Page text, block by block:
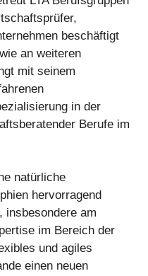
beschäftigt
an weiteren
mit seinem
in der
Berufe im
natürliche
hervorragend
insbesondere am
im Bereich der
und agiles
einen neuen